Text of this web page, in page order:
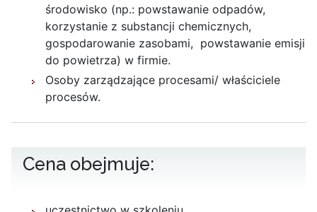
środowisko (np.: powstawanie odpadów,
korzystanie z substancji chemicznych,
gospodarowanie zasobami, powstawanie emisji
do powietrza) w firmie.
Osoby zarządzające procesami/ właściciele
procesów.
Cena obejmuje: